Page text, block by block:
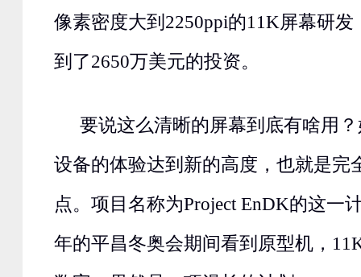
像素密度大到2250ppi的11K屏幕研
到了2650万美元的投资。
要说这么清晰的屏幕到底有啥用
设备的体验达到新的高度，也就是完
点。项目名称为Project EnDK的这一
年的平昌冬奥会期间看到原型机，